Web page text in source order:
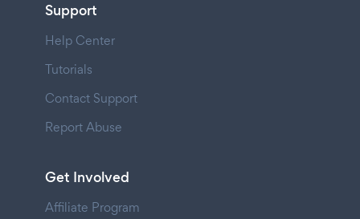
Support
Help Center
Tutorials
Contact Support
Report Abuse
Get Involved
Affiliate Program